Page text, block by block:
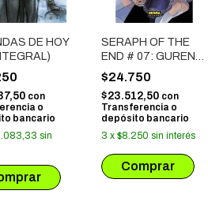
DE HOY
con
o
bancario
sin
SERAPH OF THE
END # 07: GUREN
ICHINOSE,
CATASTROFE A
LOS DIECISEIS
$24.750
$23.512,50 con
Transferencia o
depósito bancario
3 x $8.250 sin interés